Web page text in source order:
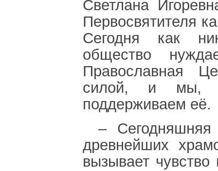
Светлана
Первосвятителя
Сегодня как
общество
Православная
силой, и мы,
поддерживаем её.
–
древнейших
вызывает чувство